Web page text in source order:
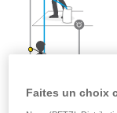
Faites un choix